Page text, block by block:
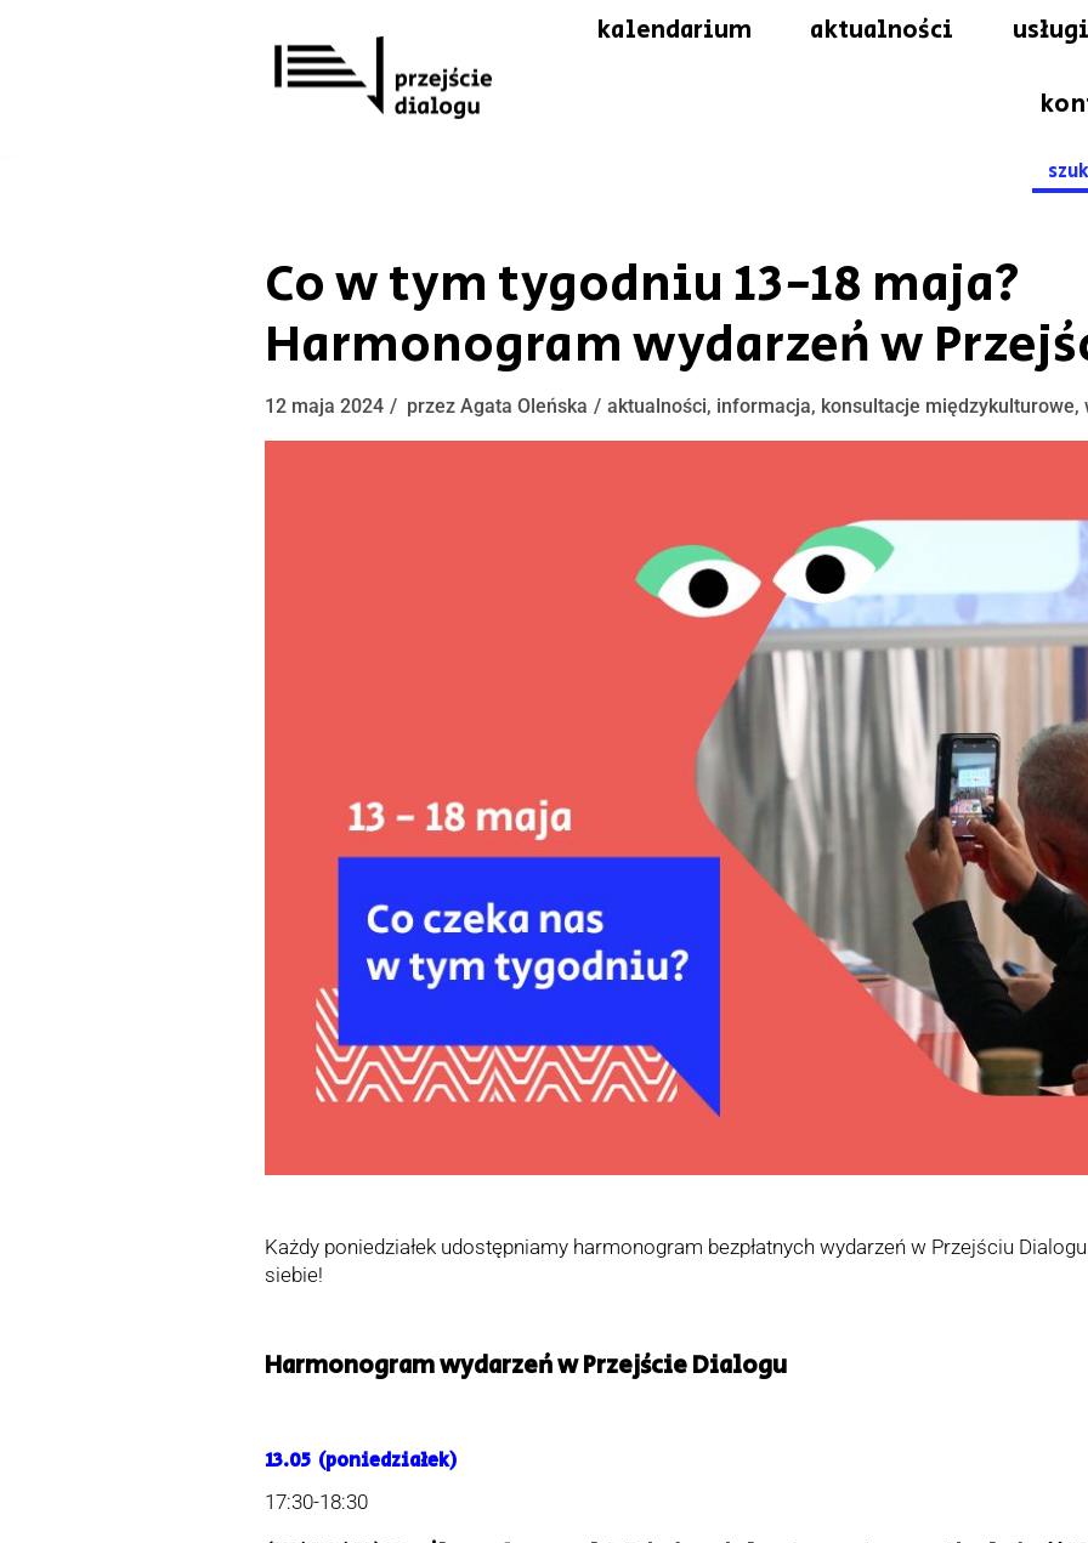
kalendarium aktualności
for:
Co w tym tygodniu 13-18 maja?
Harmonogram wydarzeń w
12 maja 2024 przez Agata Oleńska aktualności, informacja, konsultacje międzykulturowe,
Każdy poniedziałek udostępniamy harmonogram bezpłatnych wydarzeń w Przejściu
siebie!
Harmonogram wydarzeń w Przejście Dialogu
13.05 (poniedziałek)
17:30-18:30